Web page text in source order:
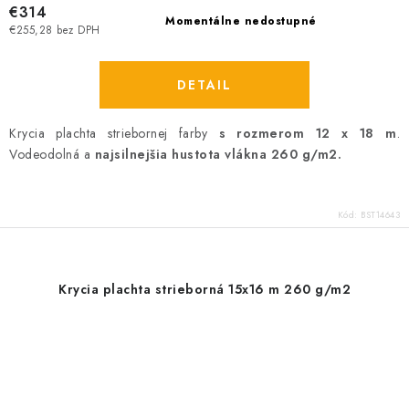
Momentálne nedostupné
€255,28 bez DPH
€314
DETAIL
Krycia plachta striebornej farby s rozmerom 12 x 18 m.
Vodeodolná a najsilnejšia hustota vlákna 260 g/m2.
Kód: BST14643
Krycia plachta strieborná 15x16 m 260 g/m2